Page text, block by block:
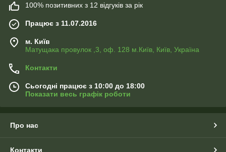
100% позитивних з 12 відгуків за рік
Працює з 11.07.2016
м. Київ
Матущака провулок ,3, оф. 128 м.Київ, Київ, Україна
Контакти
Сьогодні працює з 10:00 до 18:00
Показати весь графік роботи
Про нас
Контакти